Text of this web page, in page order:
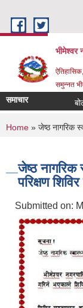
भीमेश्वर
समुन्नत
समाचार
You are
Home » जेष्ठ नागरिक
जेष्ठ नागरिक
परिक्षण
Submitted on: